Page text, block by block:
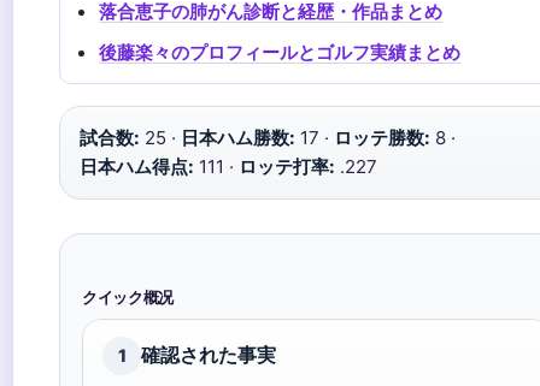
落合恵子の肺がん診断と経歴・作品まとめ
後藤楽々のプロフィールとゴルフ実績まとめ
試合数: 25 · 日本ハム勝数: 17 · ロッテ勝数: 8 ·
日本ハム得点: 111 · ロッテ打率: .227
クイック概况
1 確認された事実